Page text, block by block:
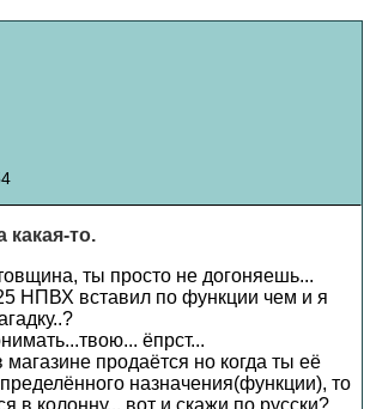
какая-то.
ты просто не догоняешь...
НПВХ вставил по функции чем и я
ёпрст...
продаётся но когда ты её
назначения(функции), то
в колонну... вот и скажи по русски?